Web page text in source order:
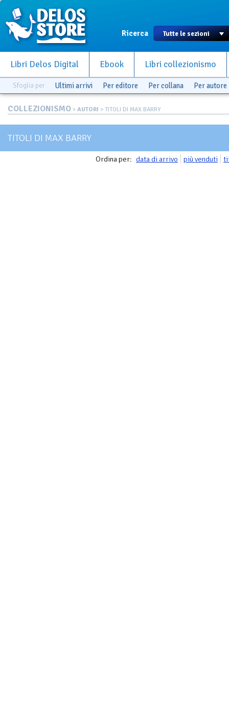
Ricerca
Libri Delos Digital Ebook Libri collezionismo
Sfoglia per Ultimi arrivi Per editore Per collana Per autore
COLLEZIONISMO > AUTORI > TITOLI DI MAX BARRY
TITOLI DI MAX BARRY
Ordina per: data di arrivo più venduti